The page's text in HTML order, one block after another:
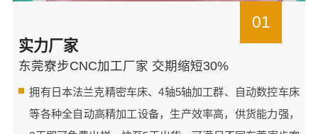
01
实力厂家
东莞寮步CNC加工厂家 交期缩短30%
拥有日本法兰克精密车床、4轴5轴加工群、自动数控车床
等各种全自动高精加工设备，生产效率高，供货能力强，